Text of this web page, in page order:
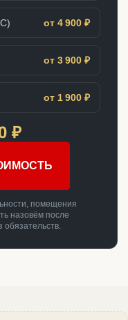
от 4 900 ₽
от 3 900 ₽
от 1 900 ₽
₽
помещения
назовём после
обязательств.